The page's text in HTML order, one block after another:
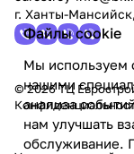
Файлы cookie
Мы используем
нашими
анализа
нам улучшать
обслуживание.
г. Ханты-
© 2026 ТЦ